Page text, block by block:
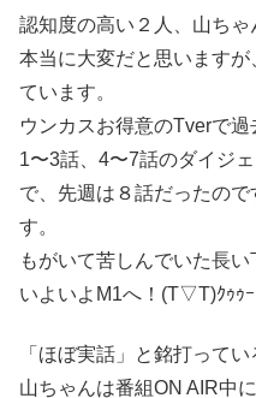
認知度の高い２人、山ち
本当に大変だと思います
ています。
ウンカスお得意のTverで
1〜3話、4〜7話のダイジ
で、先週は８話だったの
す。
もがいて苦しんでいた長い
いよいよM1へ！(T▽T)ｸｩｩｰ
「ほぼ実話」と銘打って
山ちゃんは番組ON AIR中